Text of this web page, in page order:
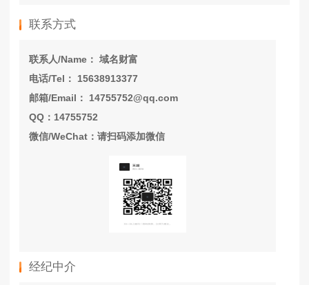
联系方式
联系人/Name： 域名财富
电话/Tel： 15638913377
邮箱/Email： 14755752@qq.com
QQ：14755752
微信/WeChat：请扫码添加微信
经纪中介